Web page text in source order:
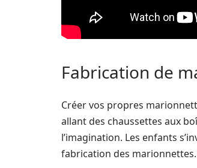
Fabrication de
Créer vos propres
allant des chaussettes aux
l’imagination. Les enfants
fabrication des marionnettes.